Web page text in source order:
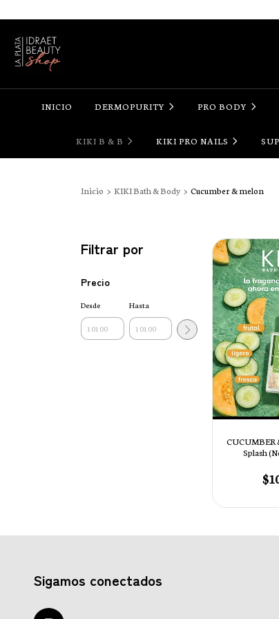
INICIO DERMOPURITY PRO BODY
KIKI B & B KIKI PRO NAILS
Inicio > KIKI Bath & Body > Cucumber & melon
Filtrar por
Precio
Desde Hasta
CUCUMBER
Splash
Sigamos conectados